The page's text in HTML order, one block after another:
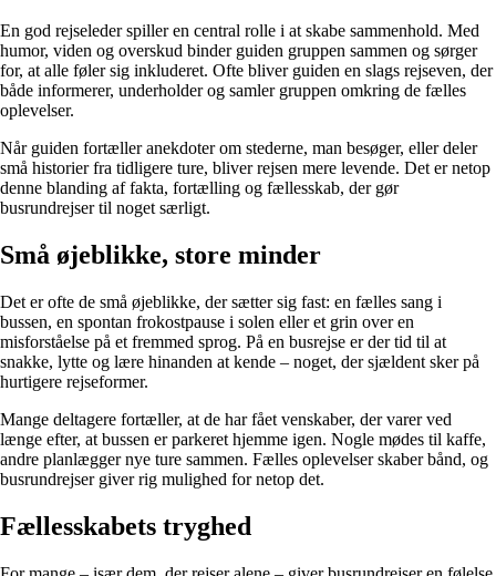
En god rejseleder spiller en central rolle i at skabe sammenhold. Med
humor, viden og overskud binder guiden gruppen sammen og sørger
for, at alle føler sig inkluderet. Ofte bliver guiden en slags rejseven, der
både informerer, underholder og samler gruppen omkring de fælles
oplevelser.
Når guiden fortæller anekdoter om stederne, man besøger, eller deler
små historier fra tidligere ture, bliver rejsen mere levende. Det er netop
denne blanding af fakta, fortælling og fællesskab, der gør
busrundrejser til noget særligt.
Små øjeblikke, store minder
Det er ofte de små øjeblikke, der sætter sig fast: en fælles sang i
bussen, en spontan frokostpause i solen eller et grin over en
misforståelse på et fremmed sprog. På en busrejse er der tid til at
snakke, lytte og lære hinanden at kende – noget, der sjældent sker på
hurtigere rejseformer.
Mange deltagere fortæller, at de har fået venskaber, der varer ved
længe efter, at bussen er parkeret hjemme igen. Nogle mødes til kaffe,
andre planlægger nye ture sammen. Fælles oplevelser skaber bånd, og
busrundrejser giver rig mulighed for netop det.
Fællesskabets tryghed